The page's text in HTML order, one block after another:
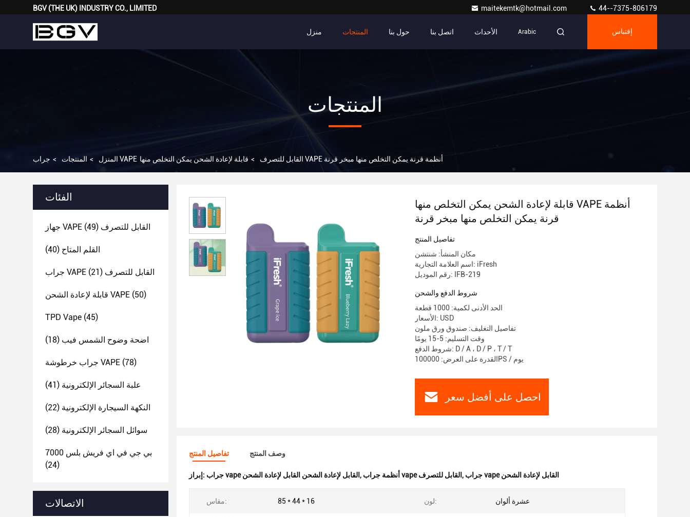
BGV (THE UK) INDUSTRY CO., LIMITED maitekemtk@hotmail.com 44--7375-806179
منزل المنتجات حول بنا اتصل بنا الأحداث Arabic إقتباس
المنتجات
المنزل > المنتجات > جراب VAPE القابل للتصرف > قابلة لإعادة الشحن يمكن التخلص منها VAPE أنظمة قرنة يمكن التخلص منها مبخر قرنة
الفئات
جهاز VAPE القابل للتصرف (49)
القلم المتاح (40)
جراب VAPE القابل للتصرف (21)
قابلة لإعادة الشحن VAPE (50)
TPD Vape (45)
اضحة وضوح الشمس فيب (18)
جراب خرطوشة VAPE (78)
علبة السجائر الإلكترونية (41)
النكهة السيجارة الإلكترونية (22)
سوائل السجائر الإلكترونية (28)
بي جي في اي فريش بلس 7000
(24)
الاتصالات
قابلة لإعادة الشحن يمكن التخلص منها VAPE أنظمة
قرنة يمكن التخلص منها مبخر قرنة
تفاصيل المنتج
مكان المنشأ: شنتشن
اسم العلامة التجارية: iFresh
رقم الموديل: IFB-219
شروط الدفع والشحن
الحد الأدنى لكمية: 1000 قطعة
الأسعار: USD
تفاصيل التغليف: صندوق ورق ملون
وقت التسليم: 5-15 يومًا
شروط الدفع: D / A ، D / P ، T / T
القدرة على العرض: 100000PS / يوم
احصل على أفضل سعر
تفاصيل المنتج وصف المنتج
إبراز: جراب vape القابل لإعادة الشحن القابل لإعادة الشحن , أنظمة جراب vape القابل للتصرف , جراب vape القابل لإعادة الشحن
مقاس: 85 * 44 * 16 لون: عشرة ألوان